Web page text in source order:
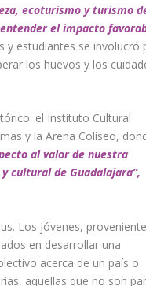
ecoturismo y turismo
el impacto
y estudiantes se involucró
los huevos y los
el Instituto Cultural
y la Arena Coliseo,
al valor de nuestra
cultural de Guadalajara”,
Los jóvenes,
en desarrollar una
acerca de un país o
aquellas que no son